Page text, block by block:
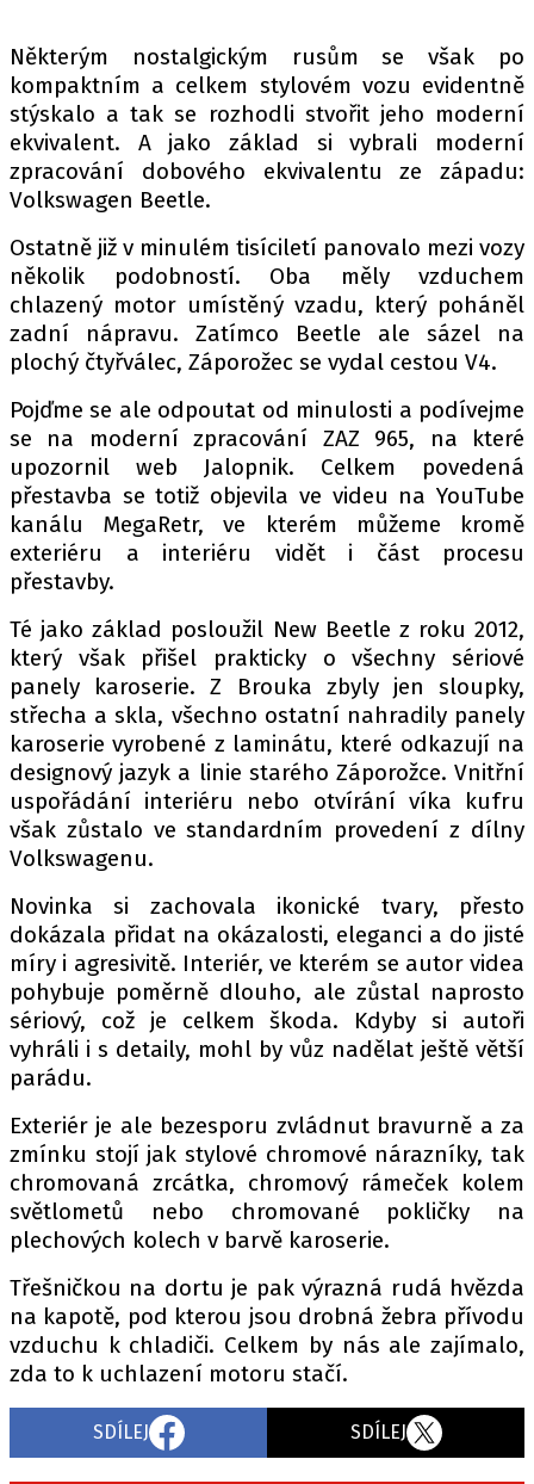
SLEDUJTE NÁS NA|
Máte příběh, fotku nebo video?
Pošlete e-mail na autoroad.cz
ETICKÝ KODEX
KONTAKT
VYDAVATEL
INZERCE
OSOBNÍ ÚDAJE / COOKIES
Provozovatelem serveru autoroad.cz je
INCORP MEDIA GROUP s.r.o., IČ: 118 23 054
Některým nostalgickým rusům se však po
kompaktním a celkem stylovém vozu evidentně
stýskalo a tak se rozhodli stvořit jeho moderní
ekvivalent. A jako základ si vybrali moderní
zpracování dobového ekvivalentu ze západu:
Volkswagen Beetle.
Ostatně již v minulém tisíciletí panovalo mezi vozy
několik podobností. Oba měly vzduchem
chlazený motor umístěný vzadu, který poháněl
zadní nápravu. Zatímco Beetle ale sázel na
plochý čtyřválec, Záporožec se vydal cestou V4.
Pojďme se ale odpoutat od minulosti a podívejme
se na moderní zpracování ZAZ 965, na které
upozornil web Jalopnik. Celkem povedená
přestavba se totiž objevila ve videu na YouTube
kanálu MegaRetr, ve kterém můžeme kromě
exteriéru a interiéru vidět i část procesu
přestavby.
Té jako základ posloužil New Beetle z roku 2012,
který však přišel prakticky o všechny sériové
panely karoserie. Z Brouka zbyly jen sloupky,
střecha a skla, všechno ostatní nahradily panely
karoserie vyrobené z laminátu, které odkazují na
designový jazyk a linie starého Záporožce. Vnitřní
uspořádání interiéru nebo otvírání víka kufru
však zůstalo ve standardním provedení z dílny
Volkswagenu.
Novinka si zachovala ikonické tvary, přesto
dokázala přidat na okázalosti, eleganci a do jisté
míry i agresivitě. Interiér, ve kterém se autor videa
pohybuje poměrně dlouho, ale zůstal naprosto
sériový, což je celkem škoda. Kdyby si autoři
vyhráli i s detaily, mohl by vůz nadělat ještě větší
parádu.
Exteriér je ale bezesporu zvládnut bravurně a za
zmínku stojí jak stylové chromové nárazníky, tak
chromovaná zrcátka, chromový rámeček kolem
světlometů nebo chromované pokličky na
plechových kolech v barvě karoserie.
Třešničkou na dortu je pak výrazná rudá hvězda
na kapotě, pod kterou jsou drobná žebra přívodu
vzduchu k chladiči. Celkem by nás ale zajímalo,
zda to k uchlazení motoru stačí.
SDÍLEJ SDÍLEJ